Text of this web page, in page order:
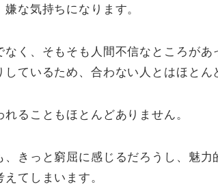
な気持ちになります。
なく、そもそも人間不信なところがあ
ているため、合わない人とはほとん
ることもほとんどありません。
、きっと窮屈に感じるだろうし、魅
てしまいます。